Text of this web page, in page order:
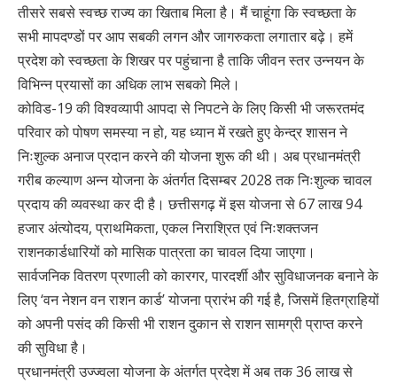
तीसरे सबसे स्वच्छ राज्य का खिताब मिला है। मैं चाहूंगा कि स्वच्छता के
सभी मापदण्डों पर आप सबकी लगन और जागरुकता लगातार बढ़े। हमें
प्रदेश को स्वच्छता के शिखर पर पहुंचाना है ताकि जीवन स्तर उन्नयन के
विभिन्न प्रयासों का अधिक लाभ सबको मिले।
कोविड-19 की विश्वव्यापी आपदा से निपटने के लिए किसी भी जरूरतमंद
परिवार को पोषण समस्या न हो, यह ध्यान में रखते हुए केन्द्र शासन ने
निःशुल्क अनाज प्रदान करने की योजना शुरू की थी। अब प्रधानमंत्री
गरीब कल्याण अन्न योजना के अंतर्गत दिसम्बर 2028 तक निःशुल्क चावल
प्रदाय की व्यवस्था कर दी है। छत्तीसगढ़ में इस योजना से 67 लाख 94
हजार अंत्योदय, प्राथमिकता, एकल निराश्रित एवं निःशक्तजन
राशनकार्डधारियों को मासिक पात्रता का चावल दिया जाएगा।
सार्वजनिक वितरण प्रणाली को कारगर, पारदर्शी और सुविधाजनक बनाने के
लिए ‘वन नेशन वन राशन कार्ड’ योजना प्रारंभ की गई है, जिसमें हितग्राहियों
को अपनी पसंद की किसी भी राशन दुकान से राशन सामग्री प्राप्त करने
की सुविधा है।
प्रधानमंत्री उज्ज्वला योजना के अंतर्गत प्रदेश में अब तक 36 लाख से